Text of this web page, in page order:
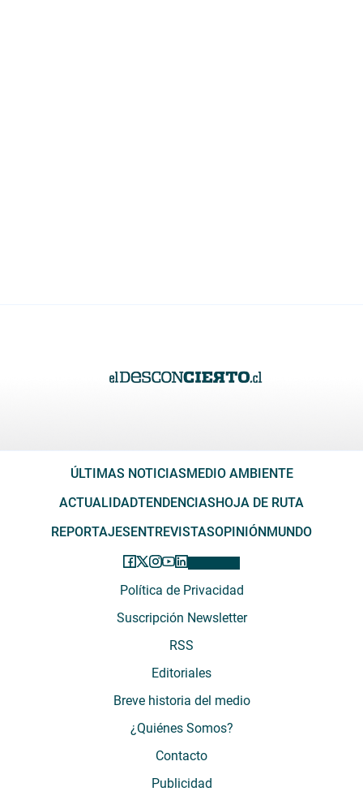
ÚLTIMAS NOTICIAS MEDIO AMBIENTE
ACTUALIDADTENDENCIAS HOJA DE RUTA
REPORTAJES ENTREVISTASOPINIÓN MUNDO
Política de Privacidad
Suscripción Newsletter
RSS
Editoriales
Breve historia del medio
¿Quiénes Somos?
Contacto
Publicidad